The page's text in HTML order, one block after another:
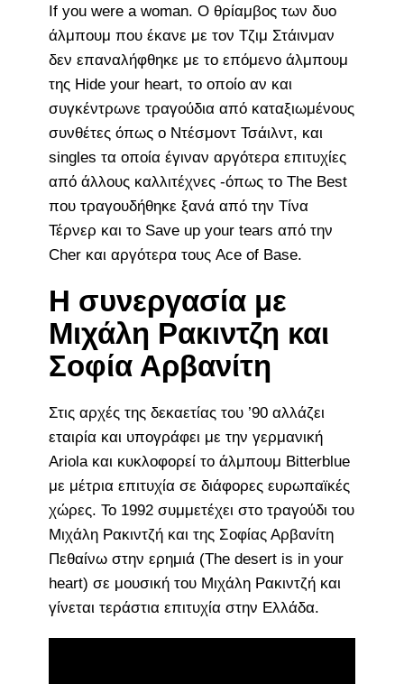
If you were a woman. Ο θρίαμβος των δυο
άλμπουμ που έκανε με τον Τζιμ Στάινμαν
δεν επαναλήφθηκε με το επόμενο άλμπουμ
της Hide your heart, το οποίο αν και
συγκέντρωνε τραγούδια από καταξιωμένους
συνθέτες όπως ο Ντέσμοντ Τσάιλντ, και
singles τα οποία έγιναν αργότερα επιτυχίες
από άλλους καλλιτέχνες -όπως το The Best
που τραγουδήθηκε ξανά από την Τίνα
Τέρνερ και το Save up your tears από την
Cher και αργότερα τους Ace of Base.
Η συνεργασία με
Μιχάλη Ρακιντζη και
Σοφία Αρβανίτη
Στις αρχές της δεκαετίας του ’90 αλλάζει
εταιρία και υπογράφει με την γερμανική
Ariola και κυκλοφορεί το άλμπουμ Bitterblue
με μέτρια επιτυχία σε διάφορες ευρωπαϊκές
χώρες. Το 1992 συμμετέχει στο τραγούδι του
Μιχάλη Ρακιντζή και της Σοφίας Αρβανίτη
Πεθαίνω στην ερημιά (The desert is in your
heart) σε μουσική του Μιχάλη Ρακιντζή και
γίνεται τεράστια επιτυχία στην Ελλάδα.